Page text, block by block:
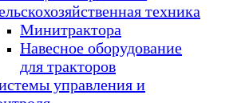
техника
Минитрактора
Навесное оборудование
для тракторов
управления и